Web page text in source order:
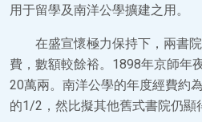
用于留學及南洋公學擴建之用。
在盛宣懷極力保持下，兩書
費，數額較餘裕。1898年京師年
20萬兩。南洋公學的年度經費約
的1/2，然比擬其他舊式書院仍顯